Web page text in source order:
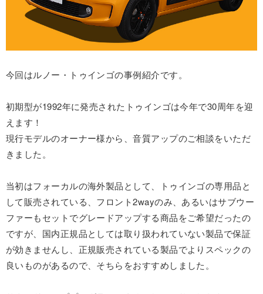
今回はルノー・トゥインゴの事例紹介です。
初期型が1992年に発売されたトゥインゴは今年で30周年を迎
えます！
現行モデルのオーナー様から、音質アップのご相談をいただ
きました。
当初はフォーカルの海外製品として、トゥインゴの専用品と
して販売されている、フロント2wayのみ、あるいはサブウー
ファーもセットでグレードアップする商品をご希望だったの
ですが、国内正規品としては取り扱われていない製品で保証
が効きませんし、正規販売されている製品でよりスペックの
良いものがあるので、そちらをおすすめしました。